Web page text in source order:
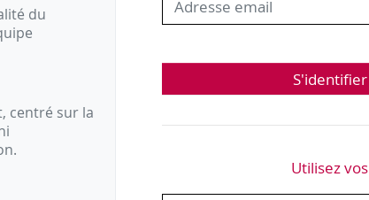
« Avenir professionnel » …
du
centré sur la
Utilisez